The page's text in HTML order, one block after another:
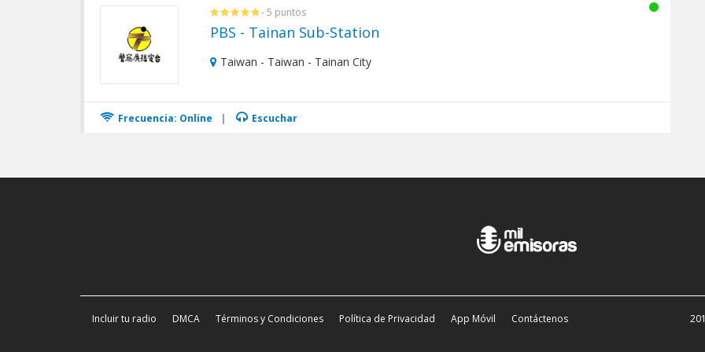
- 5 puntos
PBS - Tainan Sub-Station
Taiwan - Taiwan - Tainan City
Frecuencia: Online | Escuchar
Incluir tu radio DMCA Términos y Condiciones Política de Privacidad App Móvil Contáctenos